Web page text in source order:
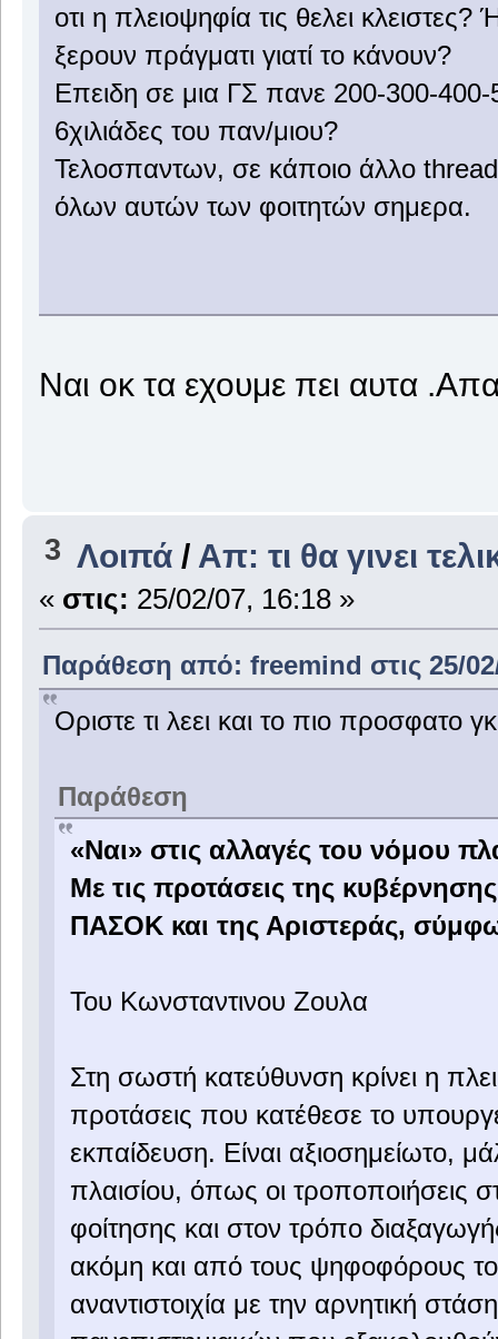
οτι η πλειοψηφία τις θελει
ξερουν πράγματι γιατί το κάνουν?
Επειδη σε μια ΓΣ πανε 200-300-
6χιλιάδες του παν/μιου?
Τελοσπαντων, σε κάποιο άλλο
όλων αυτών των φοιτητών σημερα.
Ναι οκ τα εχουμε πει αυτα
3 Λοιπά / Απ: τι θα γινει
« στις: 25/02/07, 16:18 »
Παράθεση από: freemind στις 25/
Οριστε τι λεει και το πιο προσφατο
Παράθεση
«Ναι» στις αλλαγές του νόμου
Με τις προτάσεις της
ΠΑΣΟΚ και της Αριστεράς,
Του Κωνσταντινου Ζουλα
Στη σωστή κατεύθυνση κρίνει η
προτάσεις που κατέθεσε το
εκπαίδευση. Είναι αξιοσημείωτο,
πλαισίου, όπως οι τροποποιήσεις
φοίτησης και στον τρόπο
ακόμη και από τους ψηφοφόρους
αναντιστοιχία με την αρνητική